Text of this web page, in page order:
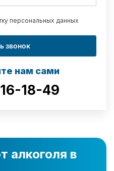
персональных данных
звонок
нам сами
18-49
алкоголя в